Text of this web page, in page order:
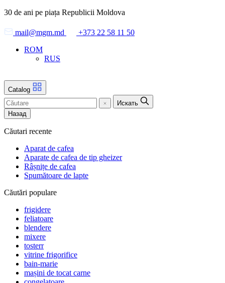
Skip
the
content
30 de ani pe piața Republicii Moldova
mail@mgm.md
+373 22 58 11 50
ROM
RUS
Catalog
Искать
Назад
Căutari recente
Aparat de cafea
Aparate de cafea de tip gheizer
Râșnițe de cafea
Spumătoare de lapte
Căutări populare
frigidere
feliatoare
blendere
mixere
tosterr
vitrine frigorifice
bain-marie
mașini de tocat carne